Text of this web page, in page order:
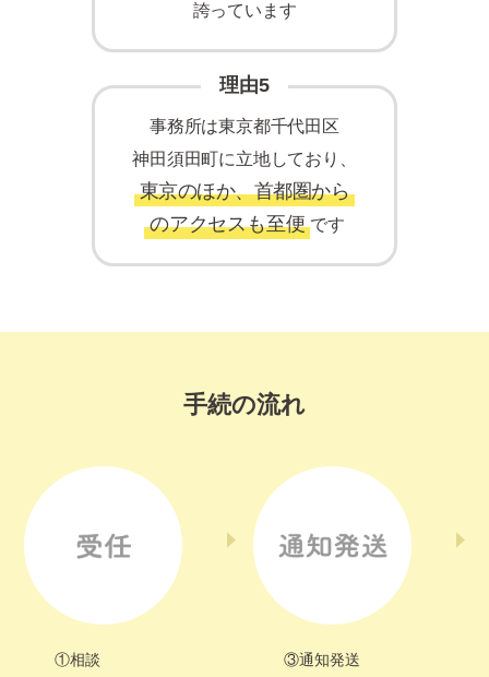
誇っています
理由5
事務所は東京都千代田区
神田須田町に立地しており、
東京のほか、首都圏から
のアクセスも至便 です
手続の流れ
①相談
③通知発送